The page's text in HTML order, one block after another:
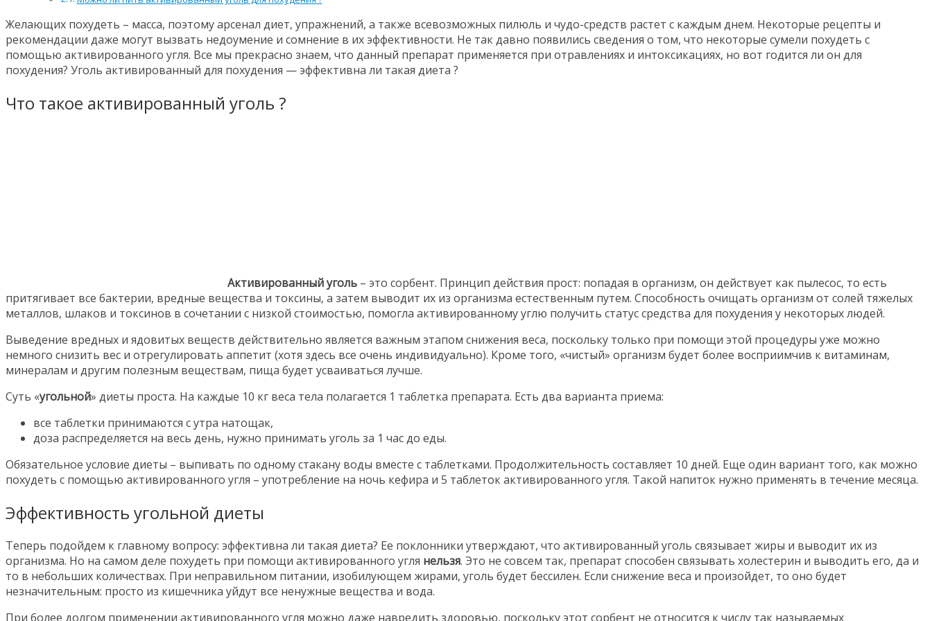
Желающих похудеть – масса, поэтому арсенал диет, упражнений, а также всевозможных пилюль и чудо-средств растет с каждым днем. Некоторые рецепты и
рекомендации даже могут вызвать недоумение и сомнение в их эффективности. Не так давно появились сведения о том, что некоторые сумели похудеть с
помощью активированного угля. Все мы прекрасно знаем, что данный препарат применяется при отравлениях и интоксикациях, но вот годится ли он для
похудения? Уголь активированный для похудения — эффективна ли такая диета ?
Что такое активированный уголь ?
Активированный уголь – это сорбент. Принцип действия прост: попадая в организм, он действует как пылесос, то есть
притягивает все бактерии, вредные вещества и токсины, а затем выводит их из организма естественным путем. Способность очищать организм от солей тяжелых
металлов, шлаков и токсинов в сочетании с низкой стоимостью, помогла активированному углю получить статус средства для похудения у некоторых людей.
Выведение вредных и ядовитых веществ действительно является важным этапом снижения веса, поскольку только при помощи этой процедуры уже можно
немного снизить вес и отрегулировать аппетит (хотя здесь все очень индивидуально). Кроме того, «чистый» организм будет более восприимчив к витаминам,
минералам и другим полезным веществам, пища будет усваиваться лучше.
Суть «угольной» диеты проста. На каждые 10 кг веса тела полагается 1 таблетка препарата. Есть два варианта приема:
все таблетки принимаются с утра натощак,
доза распределяется на весь день, нужно принимать уголь за 1 час до еды.
Обязательное условие диеты – выпивать по одному стакану воды вместе с таблетками. Продолжительность составляет 10 дней. Еще один вариант того, как можно
похудеть с помощью активированного угля – употребление на ночь кефира и 5 таблеток активированного угля. Такой напиток нужно применять в течение месяца.
Эффективность угольной диеты
Теперь подойдем к главному вопросу: эффективна ли такая диета? Ее поклонники утверждают, что активированный уголь связывает жиры и выводит их из
организма. Но на самом деле похудеть при помощи активированного угля нельзя. Это не совсем так, препарат способен связывать холестерин и выводить его, да и
то в небольших количествах. При неправильном питании, изобилующем жирами, уголь будет бессилен. Если снижение веса и произойдет, то оно будет
незначительным: просто из кишечника уйдут все ненужные вещества и вода.
При более долгом применении активированного угля можно даже навредить здоровью, поскольку этот сорбент не относится к числу так называемых